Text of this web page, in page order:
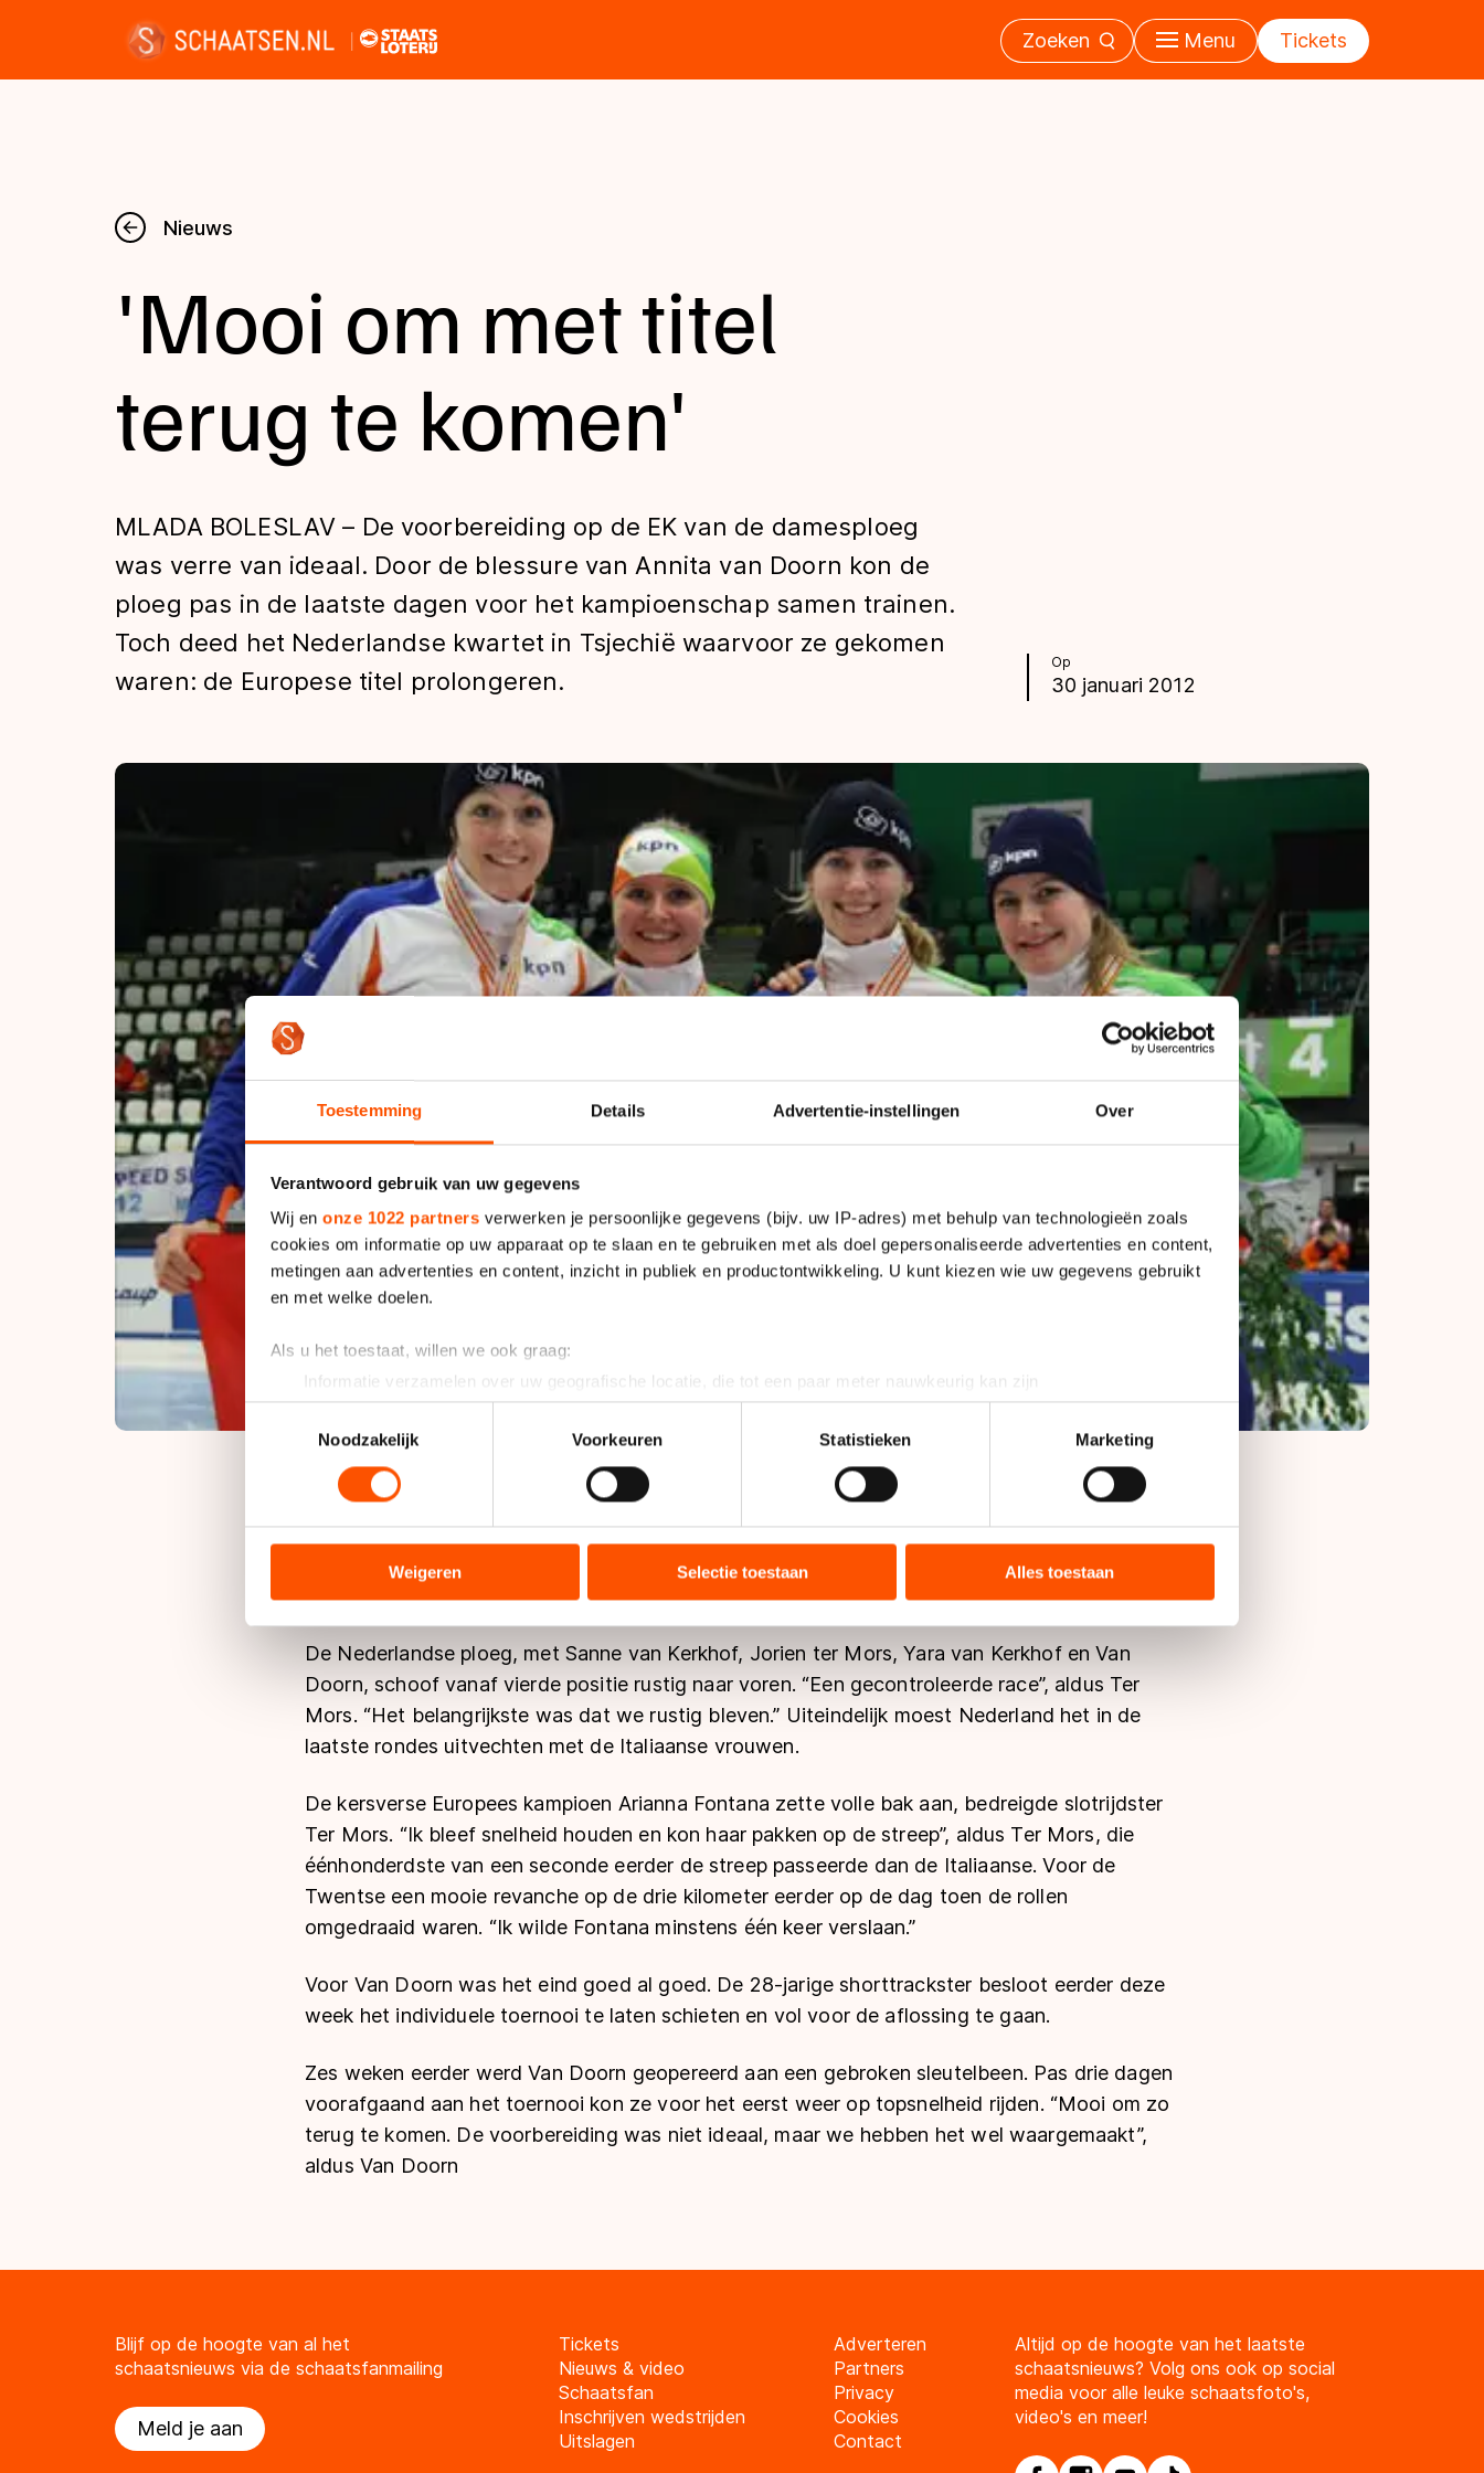
Toestemming Details Advertentie-instellingen Over
Verantwoord gebruik van uw gegevens
Wij en onze 1022 partners verwerken je persoonlijke gegevens (bijv. uw IP-adres) met behulp van technologieën zoals
cookies om informatie op uw apparaat op te slaan en te gebruiken met als doel gepersonaliseerde advertenties en content,
metingen aan advertenties en content, inzicht in publiek en productontwikkeling. U kunt kiezen wie uw gegevens gebruikt
en met welke doelen.
Als u het toestaat, willen we ook graag:
Informatie verzamelen over uw geografische locatie, die tot een paar meter nauwkeurig kan zijn
Uw apparaat identificeren door het actief te scannen op specifieke eigenschappen (fingerprinting)
Lees meer over hoe uw persoonlijke gegevens worden verwerkt en stel uw voorkeuren in het
detailgedeeltein. U kunt uw
toestemming op elk moment wijzigen of intrekken in de Cookieverklaring.
analyseren. We delen informatie over uw gebruik van onze site met onze partners voor social media, advertenties en
analyse. Zij kunnen deze combineren met andere gegevens die u aan hen heeft verstrekt of die zij hebben verzameld via
hun services. Sommige partners kunnen gegevens doorgeven aan landen buiten de EU, zoals de VS, waar mogelijk geen
adequaat beschermingsniveau geldt volgens de GDPR. Door op ‘Toestaan’ te klikken, stemt u in met deze overdracht.
Meer informatie vindt u in onscookiebeleid.
Noodzakelijk
Voorkeuren Statistieken Marketing
Weigeren Selectie toestaan Alles toestaan
Zoeken Menu Tickets
Nieuws
Kalender
Uitslagen
Tijden & historie
De weg op
Schaatsfans
Olympische Spelen
Nieuws
Op
30 januari 2012
'Mooi om met titel
terug te komen'
MLADA BOLESLAV – De voorbereiding op de EK van de damesploeg
was verre van ideaal. Door de blessure van Annita van Doorn kon de
ploeg pas in de laatste dagen voor het kampioenschap samen trainen.
Toch deed het Nederlandse kwartet in Tsjechië waarvoor ze gekomen
waren: de Europese titel prolongeren.
Voorafgaand aan het toernooi hadden de shorttracksters er alle vertrouwen in. “De snelheid
is er. We zijn op elkaar ingespeeld, dan weet je dat het goed komt”, aldus Yara van Kerkhof.
Goed kwam het in Mlada Boleslav, al ging daar wel een spannende race aan vooraf.
De Nederlandse ploeg, met Sanne van Kerkhof, Jorien ter Mors, Yara van Kerkhof en Van
Doorn, schoof vanaf vierde positie rustig naar voren. “Een gecontroleerde race”, aldus Ter
Mors. “Het belangrijkste was dat we rustig bleven.” Uiteindelijk moest Nederland het in de
laatste rondes uitvechten met de Italiaanse vrouwen.
De kersverse Europees kampioen Arianna Fontana zette volle bak aan, bedreigde slotrijdster
Ter Mors. “Ik bleef snelheid houden en kon haar pakken op de streep”, aldus Ter Mors, die
éénhonderdste van een seconde eerder de streep passeerde dan de Italiaanse. Voor de
Twentse een mooie revanche op de drie kilometer eerder op de dag toen de rollen
omgedraaid waren. “Ik wilde Fontana minstens één keer verslaan.”
Voor Van Doorn was het eind goed al goed. De 28-jarige shorttrackster besloot eerder deze
week het individuele toernooi te laten schieten en vol voor de aflossing te gaan.
Zes weken eerder werd Van Doorn geopereerd aan een gebroken sleutelbeen. Pas drie dagen
voorafgaand aan het toernooi kon ze voor het eerst weer op topsnelheid rijden. “Mooi om zo
terug te komen. De voorbereiding was niet ideaal, maar we hebben het wel waargemaakt”,
aldus Van Doorn
Blijf op de hoogte van al het
schaatsnieuws via de schaatsfanmailing
Meld je aan
Tickets
Nieuws & video
Schaatsfan
Inschrijven wedstrijden
Uitslagen
Adverteren
Partners
Privacy
Cookies
Contact
Altijd op de hoogte van het laatste
schaatsnieuws? Volg ons ook op social
media voor alle leuke schaatsfoto's,
video's en meer!